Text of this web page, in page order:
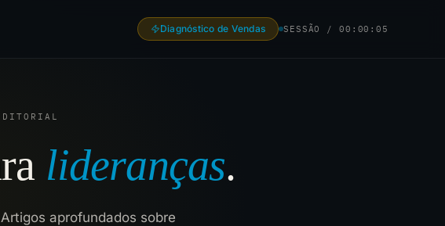
Diagnóstico de Vendas SESSÃO / 00:00:07
lideranças.
aprofundados sobre